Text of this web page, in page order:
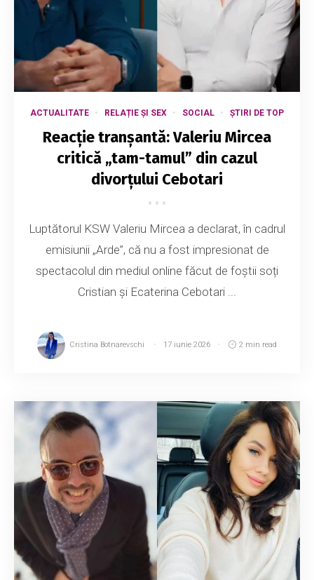
ACTUALITATE RELAȚIE ȘI SEX SOCIAL ȘTIRI DE TOP
Reacție tranșantă: Valeriu Mircea
critică „tam-tamul” din cazul
divorțului Cebotari
Luptătorul KSW Valeriu Mircea a declarat, în cadrul
emisiunii „Arde”, că nu a fost impresionat de
spectacolul din mediul online făcut de foștii soți
Cristian și Ecaterina Cebotari ...
Cristina Botnarevschi 17 iunie 2026 2 min read